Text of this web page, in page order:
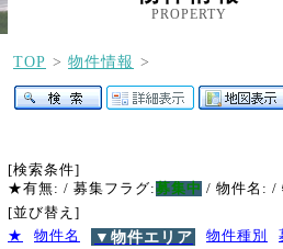
PROPERTY
TOP 物件情報
[検索条件]
★有無: / 募集フラグ:募集中 / 物件名: /
[並び替え]
★
物件名 ▼物件エリア 物件種別